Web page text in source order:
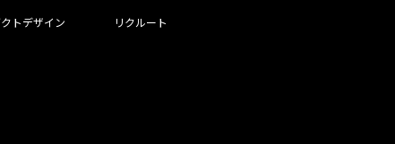
トデザイン リクルート